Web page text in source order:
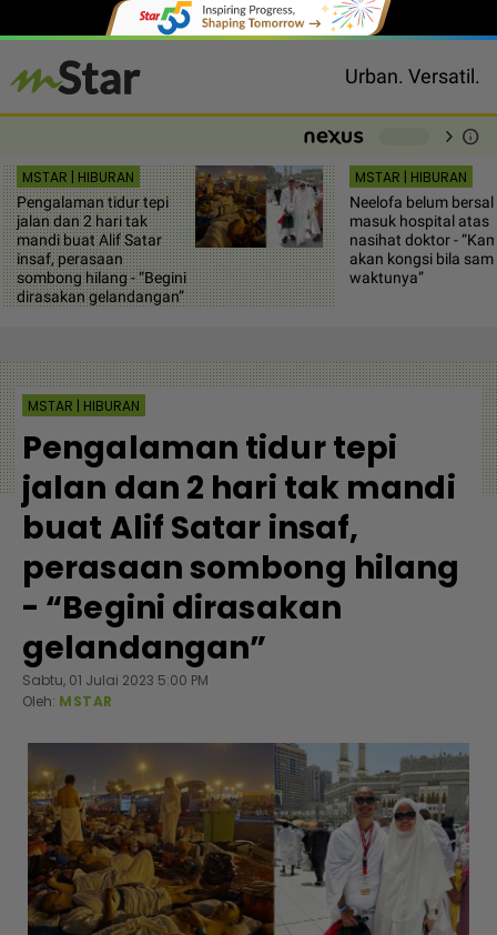
Urban. Versatil.
chevron_right info
MSTAR | HIBURAN
Pengalaman tidur tepi
jalan dan 2 hari tak
mandi buat Alif Satar
insaf, perasaan
sombong hilang - “Begini
dirasakan gelandangan”
MSTAR | HIBURAN
Neelofa belum
masuk hospital atas
nasihat doktor -
akan kongsi bila
waktunya”
MSTAR | HIBURAN
Pengalaman tidur tepi
jalan dan 2 hari tak mandi
buat Alif Satar insaf,
perasaan sombong hilang
- “Begini dirasakan
gelandangan”
Sabtu, 01 Julai 2023 5:00 PM
Oleh: MSTAR